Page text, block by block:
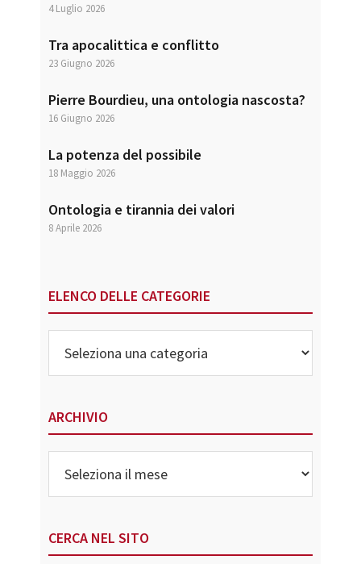
4 Luglio 2026
Tra apocalittica e conflitto
23 Giugno 2026
Pierre Bourdieu, una ontologia nascosta?
16 Giugno 2026
La potenza del possibile
18 Maggio 2026
Ontologia e tirannia dei valori
8 Aprile 2026
ELENCO DELLE CATEGORIE
delle
Categorie
ARCHIVIO
CERCA NEL SITO